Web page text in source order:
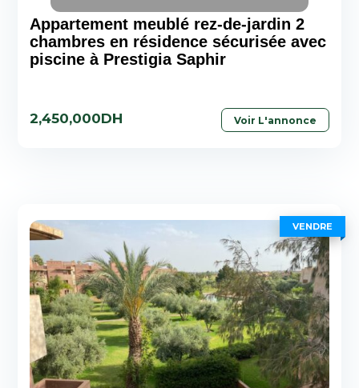
Appartement meublé rez-de-jardin 2
chambres en résidence sécurisée avec
piscine à Prestigia Saphir
2,450,000DH Voir L'annonce
VENDRE